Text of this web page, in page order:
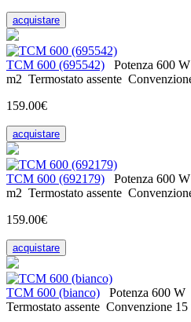
acquistare
ТСМ 600 (695542) Potenza 600 W
m2 Termostato assente
159.00€
acquistare
ТСМ 600 (692179) Potenza 600 W
m2 Termostato assente
159.00€
acquistare
ТСМ 600 (bianco) Potenza 600 W
Termostato assente Convenzione 15